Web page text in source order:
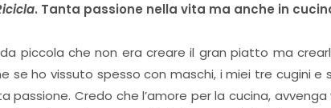
. Tanta passione nella vita ma anche in
da piccola che non era creare il gran piatto ma
se ho vissuto spesso con maschi, i miei tre cugini
passione. Credo che l’amore per la cucina, avvenga